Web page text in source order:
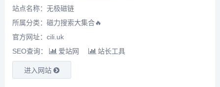
站点名称：无极磁链
所属分类： 磁力搜索大集合🔥
官方网址：cili.uk
SEO查询：
爱站网 站长工具
进入网站